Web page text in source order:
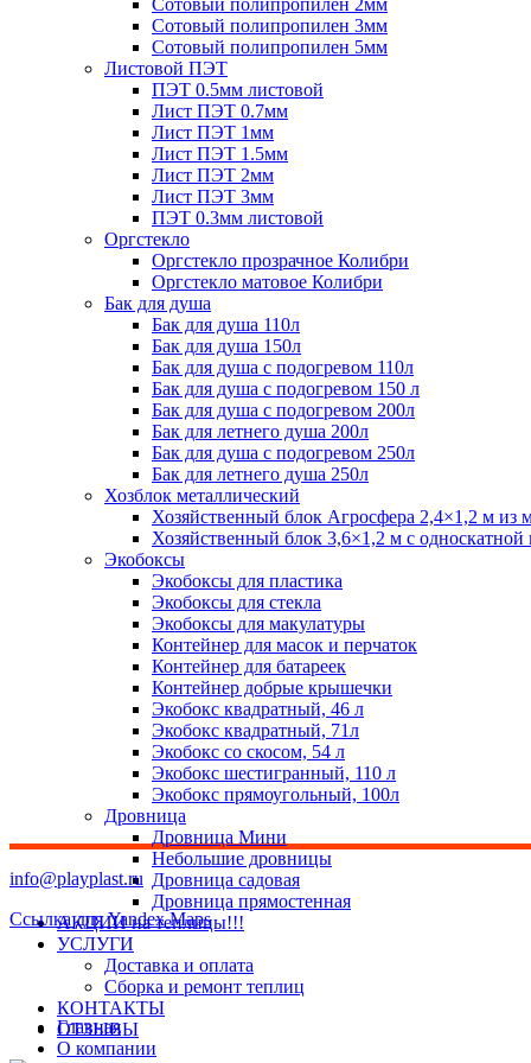
Сотовый полипропилен 2мм
Сотовый полипропилен 3мм
Сотовый полипропилен 5мм
Листовой ПЭТ
ПЭТ 0.5мм листовой
Лист ПЭТ 0.7мм
Лист ПЭТ 1мм
Лист ПЭТ 1.5мм
Лист ПЭТ 2мм
Лист ПЭТ 3мм
ПЭТ 0.3мм листовой
Оргстекло
Оргстекло прозрачное Колибри
Оргстекло матовое Колибри
Бак для душа
Бак для душа 110л
Бак для душа 150л
Бак для душа с подогревом 110л
Бак для душа с подогревом 150 л
Бак для душа с подогревом 200л
Бак для летнего душа 200л
Бак для душа с подогревом 250л
Бак для летнего душа 250л
Хозблок металлический
Хозяйственный блок Агросфера 2,4×1,2 м из
Хозяйственный блок 3,6×1,2 м с
Экобоксы
Экобоксы для пластика
Экобоксы для стекла
Экобоксы для макулатуры
Контейнер для масок и перчаток
Контейнер для батареек
Контейнер добрые крышечки
Экобокс квадратный, 46 л
Экобокс квадратный, 71л
Экобокс со скосом, 54 л
Экобокс шестигранный, 110 л
Экобокс прямоугольный, 100л
Дровница
Дровница Мини
Небольшие дровницы
Дровница садовая
Дровница прямостенная
АКЦИИ на теплицы!!!
УСЛУГИ
Доставка и оплата
Сборка и ремонт теплиц
КОНТАКТЫ
ОТЗЫВЫ
info@playplast.ru
Ссылка для Yandex Maps
Главная
О компании